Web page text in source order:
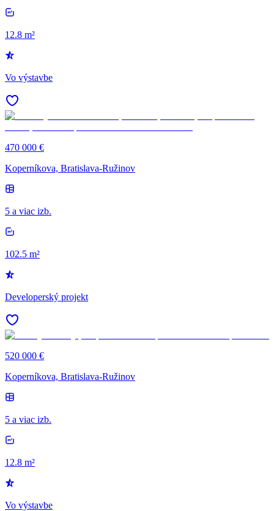
12.8 m²
Vo výstavbe
470 000 €
Koperníkova, Bratislava-Ružinov
5 a viac izb.
102.5 m²
Developerský projekt
520 000 €
Koperníkova, Bratislava-Ružinov
5 a viac izb.
12.8 m²
Vo výstavbe